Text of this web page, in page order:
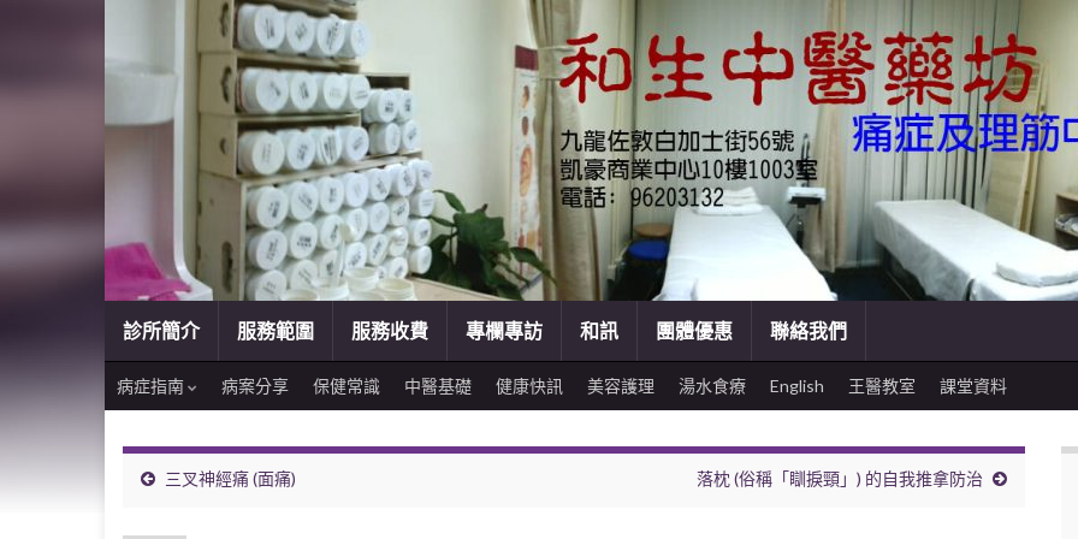
診所簡介 服務範圍 服務收費 專欄專訪 和訊 團體優惠 聯絡我們
病症指南 病案分享 保健常識 中醫基礎 健康快訊 美容護理 湯水食療 English 王醫教室 課堂資料
三叉神經痛 (面痛) 落枕 (俗稱「瞓捩頸」) 的自我推拿防治